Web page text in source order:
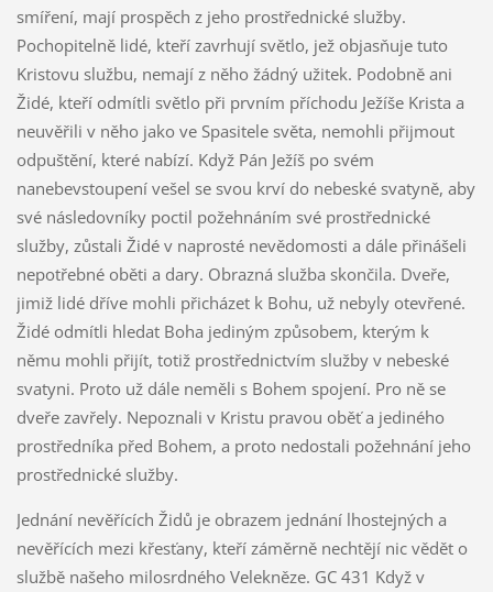
smíření, mají prospěch z jeho prostřednické služby.
Pochopitelně lidé, kteří zavrhují světlo, jež objasňuje tuto
Kristovu službu, nemají z něho žádný užitek. Podobně ani
Židé, kteří odmítli světlo při prvním příchodu Ježíše Krista a
neuvěřili v něho jako ve Spasitele světa, nemohli přijmout
odpuštění, které nabízí. Když Pán Ježíš po svém
nanebevstoupení vešel se svou krví do nebeské svatyně, aby
své následovníky poctil požehnáním své prostřednické
služby, zůstali Židé v naprosté nevědomosti a dále přinášeli
nepotřebné oběti a dary. Obrazná služba skončila. Dveře,
jimiž lidé dříve mohli přicházet k Bohu, už nebyly otevřené.
Židé odmítli hledat Boha jediným způsobem, kterým k
němu mohli přijít, totiž prostřednictvím služby v nebeské
svatyni. Proto už dále neměli s Bohem spojení. Pro ně se
dveře zavřely. Nepoznali v Kristu pravou oběť a jediného
prostředníka před Bohem, a proto nedostali požehnání jeho
prostřednické služby.
Jednání nevěřících Židů je obrazem jednání lhostejných a
nevěřících mezi křesťany, kteří záměrně nechtějí nic vědět o
službě našeho milosrdného Velekněze. GC 431 Když v